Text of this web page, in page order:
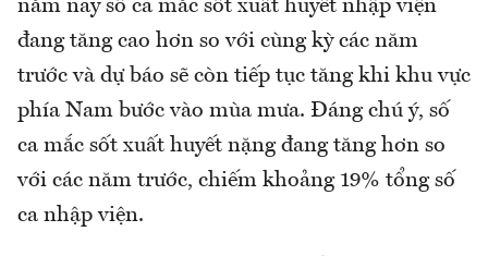
năm nay số ca mắc sốt xuất huyết nhập viện
đang tăng cao hơn so với cùng kỳ các năm
trước và dự báo sẽ còn tiếp tục tăng khi khu vực
phía Nam bước vào mùa mưa. Đáng chú ý, số
ca mắc sốt xuất huyết nặng đang tăng hơn so
với các năm trước, chiếm khoảng 19% tổng số
ca nhập viện.